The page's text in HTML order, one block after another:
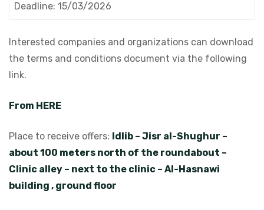
Deadline: 15/03/2026
Interested companies and organizations can download
the terms and conditions document via the following
link.
From HERE
Place to receive offers: Idlib – Jisr al-Shughur –
about 100 meters north of the roundabout –
Clinic alley – next to the clinic – Al-Hasnawi
building , ground floor